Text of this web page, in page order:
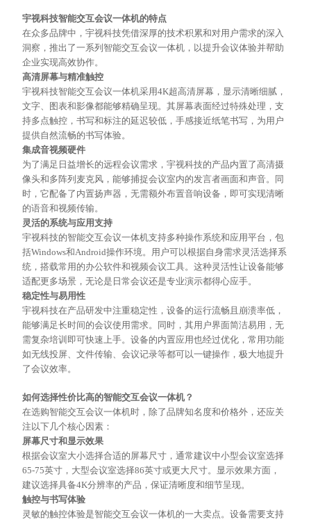
宇视科技智能交互会议一体机的特点
在众多品牌中，宇视科技凭借深厚的技术积累和对用户需求的深入
洞察，推出了一系列智能交互会议一体机，以提升会议体验并帮助
企业实现高效协作。
高清屏幕与精准触控
宇视科技智能交互会议一体机采用4K超高清屏幕，显示清晰细腻，
文字、图表和影像都能够精确呈现。其屏幕表面经过特殊处理，支
持多点触控，书写和标注的延迟较低，手感接近纸笔书写，为用户
提供自然流畅的书写体验。
集成音视频硬件
为了满足日益增长的远程会议需求，宇视科技的产品内置了高清摄
像头和多阵列麦克风，能够捕捉会议室内的发言者画面和声音。同
时，它配备了内置扬声器，无需额外布置音响设备，即可实现清晰
的语音和视频传输。
灵活的系统与应用支持
宇视科技的智能交互会议一体机支持多种操作系统和应用平台，包
括Windows和Android操作环境。用户可以根据自身需求灵活选择系
统，搭载常用的办公软件和视频会议工具。这种灵活性让设备能够
适配更多场景，无论是日常会议还是专业演示都得心应手。
稳定性与易用性
宇视科技在产品研发中注重稳定性，设备的运行流畅且崩溃率低，
能够满足长时间的会议使用需求。同时，其用户界面简洁易用，无
需复杂培训即可快速上手。设备的内置应用也经过优化，常用功能
如无线投屏、文件传输、会议记录等都可以一键操作，极大地提升
了会议效率。
如何选择性价比高的智能交互会议一体机？
在选购智能交互会议一体机时，除了品牌知名度和价格外，还应关
注以下几个核心因素：
屏幕尺寸和显示效果
根据会议室大小选择合适的屏幕尺寸，通常建议中小型会议室选择
65-75英寸，大型会议室选择86英寸或更大尺寸。显示效果方面，
建议选择具备4K分辨率的产品，保证清晰度和细节呈现。
触控与书写体验
灵敏的触控体验是智能交互会议一体机的一大卖点。设备需要支持